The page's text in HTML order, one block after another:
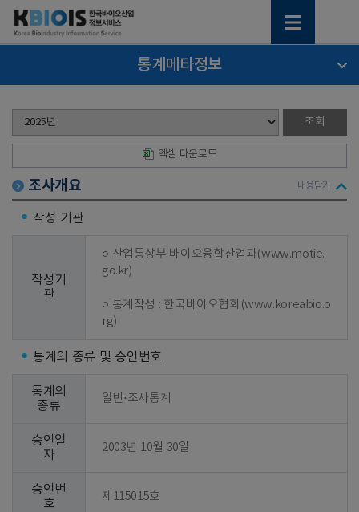
통계메타정보
엑셀 다운로드
조사개요 내용닫기
작성 기관
작성기
관
○ 산업통상부 바이오융합산업과(www.motie.
go.kr)
○ 통계작성 : 한국바이오협회(www.koreabio.o
rg)
통계의 종류 및 승인번호
통계의
종류
일반⋅조사통계
승인일
자
2003년 10월 30일
승인번
호
제115015호